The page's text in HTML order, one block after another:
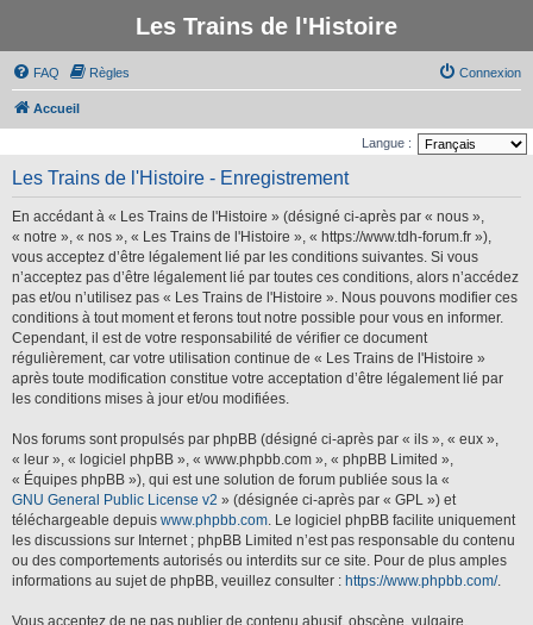
Les Trains de l'Histoire
FAQ Règles Connexion
Accueil
Langue :
Les Trains de l'Histoire - Enregistrement
En accédant à « Les Trains de l'Histoire » (désigné ci-après par « nous »,
« notre », « nos », « Les Trains de l'Histoire », « https://www.tdh-forum.fr »),
vous acceptez d’être légalement lié par les conditions suivantes. Si vous
n’acceptez pas d’être légalement lié par toutes ces conditions, alors n’accédez
pas et/ou n’utilisez pas « Les Trains de l'Histoire ». Nous pouvons modifier ces
conditions à tout moment et ferons tout notre possible pour vous en informer.
Cependant, il est de votre responsabilité de vérifier ce document
régulièrement, car votre utilisation continue de « Les Trains de l'Histoire »
après toute modification constitue votre acceptation d’être légalement lié par
les conditions mises à jour et/ou modifiées.
Nos forums sont propulsés par phpBB (désigné ci-après par « ils », « eux »,
« leur », « logiciel phpBB », « www.phpbb.com », « phpBB Limited »,
« Équipes phpBB »), qui est une solution de forum publiée sous la «
GNU General Public License v2 » (désignée ci-après par « GPL ») et
téléchargeable depuis www.phpbb.com. Le logiciel phpBB facilite uniquement
les discussions sur Internet ; phpBB Limited n’est pas responsable du contenu
ou des comportements autorisés ou interdits sur ce site. Pour de plus amples
informations au sujet de phpBB, veuillez consulter : https://www.phpbb.com/.
Vous acceptez de ne pas publier de contenu abusif, obscène, vulgaire,